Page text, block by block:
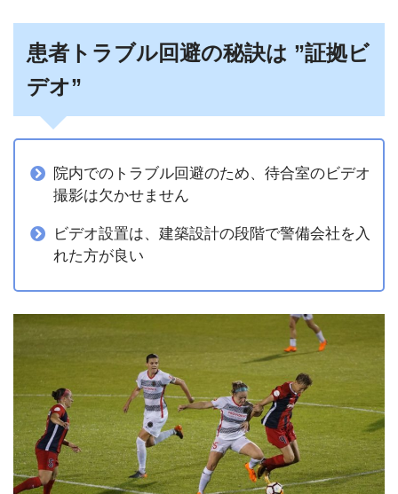
患者トラブル回避の秘訣は ”証拠ビ
デオ”
院内でのトラブル回避のため、待合室のビデオ
撮影は欠かせません
ビデオ設置は、建築設計の段階で警備会社を入
れた方が良い